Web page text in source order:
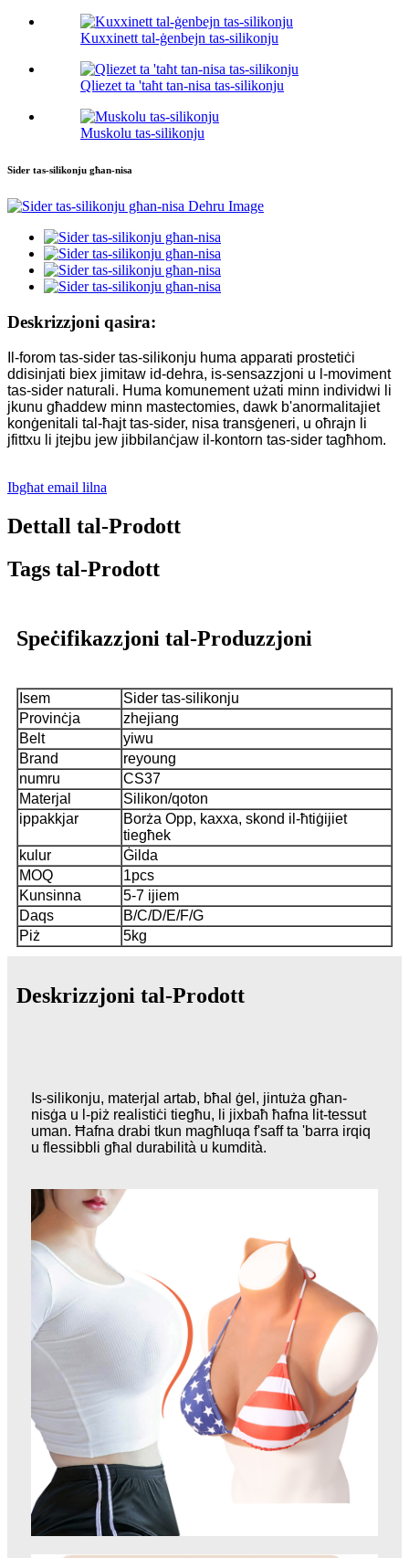
Kuxxinett tal-ġenbejn tas-silikonju
Qliezet ta 'taħt tan-nisa tas-silikonju
Muskolu tas-silikonju
Sider tas-silikonju għan-nisa
Deskrizzjoni qasira:
Il-forom tas-sider tas-silikonju huma apparati prostetiċi
ddisinjati biex jimitaw id-dehra, is-sensazzjoni u l-moviment
tas-sider naturali. Huma komunement użati minn individwi li
jkunu għaddew minn mastectomies, dawk b'anormalitajiet
konġenitali tal-ħajt tas-sider, nisa transġeneri, u oħrajn li
jfittxu li jtejbu jew jibbilanċjaw il-kontorn tas-sider tagħhom.
Ibgħat email lilna
Dettall tal-Prodott
Tags tal-Prodott
Speċifikazzjoni tal-Produzzjoni
Isem
Sider tas-silikonju
Provinċja
zhejiang
Belt
yiwu
Brand
reyoung
numru
CS37
Materjal
Silikon/qoton
ippakkjar
Borża Opp, kaxxa, skond il-ħtiġijiet
tiegħek
kulur
Ġilda
MOQ
1pcs
Kunsinna
5-7 ijiem
Daqs
B/C/D/E/F/G
Piż
5kg
Deskrizzjoni tal-Prodott
Is-silikonju, materjal artab, bħal ġel, jintuża għan-
nisġa u l-piż realistiċi tiegħu, li jixbaħ ħafna lit-tessut
uman. Ħafna drabi tkun magħluqa f'saff ta 'barra irqiq
u flessibbli għal durabilità u kumdità.